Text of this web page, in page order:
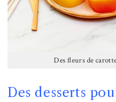
Des fleurs de
Des desserts